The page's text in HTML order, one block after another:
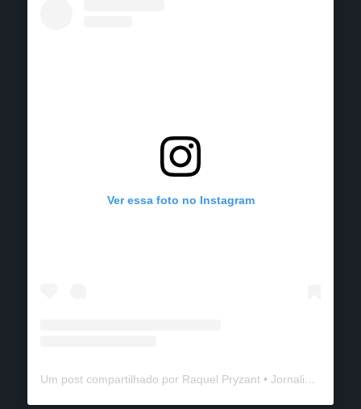
Ver essa foto no Instagram
Um post compartilhado por Raquel Pryzant • Jornalismo de Viagem (@solanomundo)